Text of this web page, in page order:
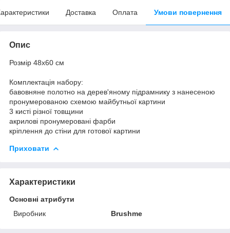
Доставка Оплата Умови повернення
Опис
Розмір 48x60 см
Комплектація набору:
бавовняне полотно на дерев'яному підрамнику з нанесеною
пронумерованою схемою майбутньої картини
3 кисті різної товщини
акрилові пронумеровані фарби
кріплення до стіни для готової картини
Приховати
Характеристики
Основні атрибути
Виробник
Brushme